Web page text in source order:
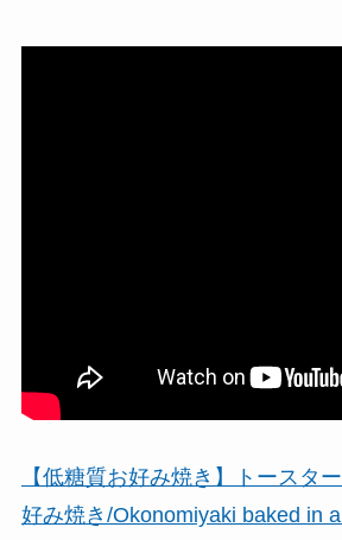
【低糖質お好み焼き】トースタ
好み焼き/Okonomiyaki baked in